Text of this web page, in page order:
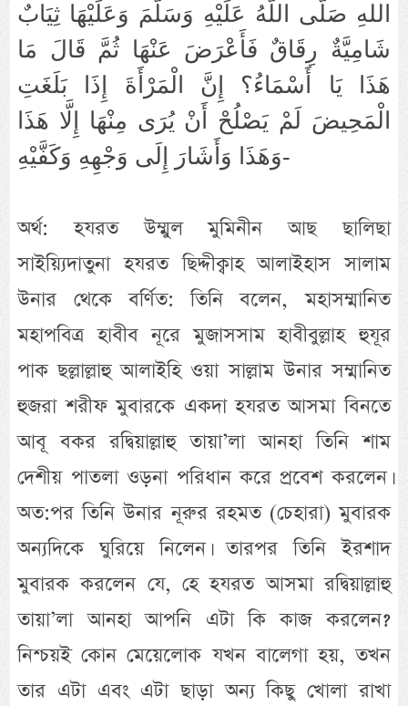
اللهِ صَلَّى اللَّهُ عَلَيْهِ وَسَلَّمَ وَعَلَيْهَا ثِيَابٌ
شَامِيَّةٌ رِقَاقٌ فَأَعْرَضَ عَنْهَا ثُمَّ قَالَ مَا
هَذَا يَا أَسْمَاءُ؟ إِنَّ الْمَرْأَةَ إِذَا بَلَغَتِ
الْمَحِيضَ لَمْ يَصْلُحْ أَنْ يُرَى مِنْهَا إِلَّا هَذَا
وَهَذَا وَأَشَارَ إِلَى وَجْهِهِ وَكَفَّيْهِ-
অর্থ: হযরত উম্মুল মুমিনীন আছ ছালিছা
সাইয়্যিদাতুনা হযরত ছিদ্দীক্বাহ আলাইহাস সালাম
উনার থেকে বর্ণিত: তিনি বলেন, মহাসম্মানিত
মহাপবিত্র হাবীব নূরে মুজাসসাম হাবীবুল্লাহ হুযূর
পাক ছল্লাল্লাহু আলাইহি ওয়া সাল্লাম উনার সম্মানিত
হুজরা শরীফ মুবারকে একদা হযরত আসমা বিনতে
আবূ বকর রদ্বিয়াল্লাহু তায়া’লা আনহা তিনি শাম
দেশীয় পাতলা ওড়না পরিধান করে প্রবেশ করলেন।
অত:পর তিনি উনার নূরুর রহমত (চেহারা) মুবারক
অন্যদিকে ঘুরিয়ে নিলেন। তারপর তিনি ইরশাদ
মুবারক করলেন যে, হে হযরত আসমা রদ্বিয়াল্লাহু
তায়া’লা আনহা আপনি এটা কি কাজ করলেন?
নিশ্চয়ই কোন মেয়েলোক যখন বালেগা হয়, তখন
তার এটা এবং এটা ছাড়া অন্য কিছু খোলা রাখা